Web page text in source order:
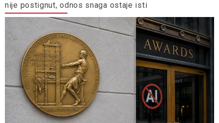
nije postignut, odnos snaga ostaje isti